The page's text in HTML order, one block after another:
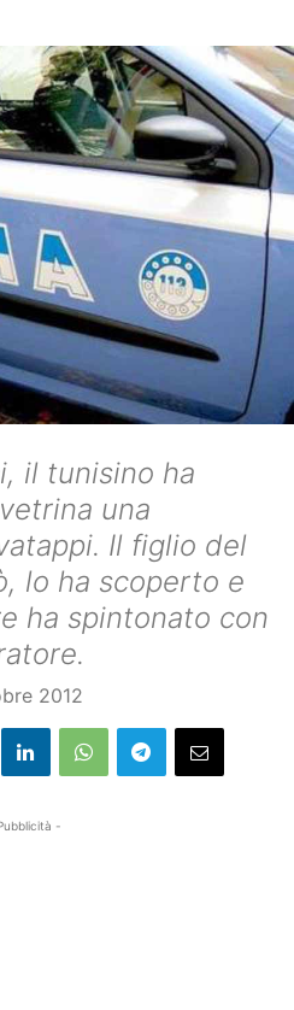
il tunisino ha
una
Il figlio del
lo ha scoperto e
ha spintonato con
2012
-